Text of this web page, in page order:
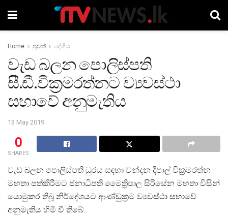
Home පුවත් දේශීය
වැඩ බලන පොලිස්පති
සී.ඩී.වික්‍රමරත්නට ව්‍යවස්ථා
සභාවේ අනුමැතිය
13 May 2019
0
SHARES
වැඩ බලන පොලිස්පති ධුරය සඳහා චන්දන දීපාල් වික්‍රමරත්න
මහතා පත්කිරීමට ජනාධිපති මෛත්‍රිපාල සිරිසේන මහතා විසින්
යොමුකර තිබූ නිර්දේශයට ආණ්ඩුක්‍රම ව්‍යවස්ථා සභාවේ
අනුමැතිය හිමි වී තිබේ.